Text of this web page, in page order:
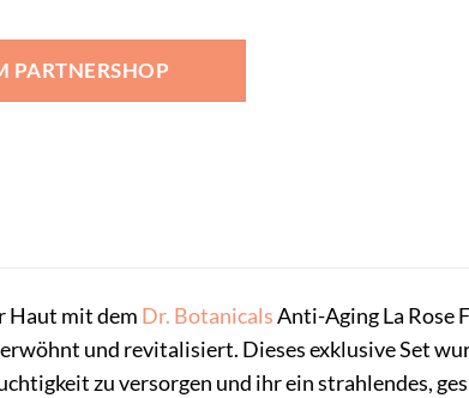
PARTNERSHOP
Haut mit dem Dr. BotanicalsAnti-Aging La Rose
und revitalisiert. Dieses exklusive Set
zu versorgen und ihr ein strahlendes,